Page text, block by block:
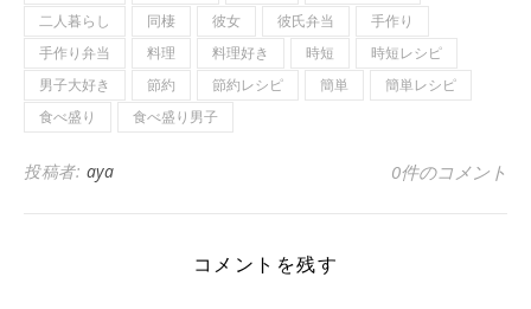
二人暮らし
同棲 彼女 彼氏弁当
手作り
手作り弁当
料理 料理好き 時短
時短レシピ
男子大好き
節約 節約レシピ 簡単
簡単レシピ
食べ盛り
食べ盛り男子
投稿者: aya 0件のコメント
コメントを残す